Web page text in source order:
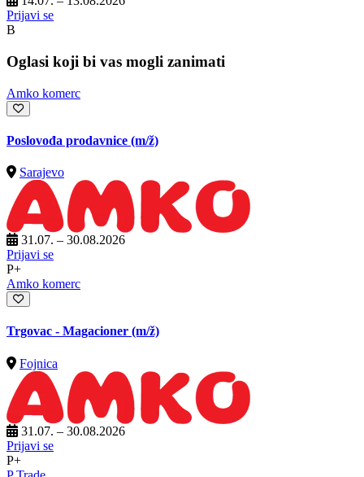
Prijavi se
B
Oglasi koji bi vas mogli zanimati
Amko komerc
Poslovođa prodavnice (m/ž)
Sarajevo
31.07. – 30.08.2026
Prijavi se
P+
Amko komerc
Trgovac - Magacioner (m/ž)
Fojnica
31.07. – 30.08.2026
Prijavi se
P+